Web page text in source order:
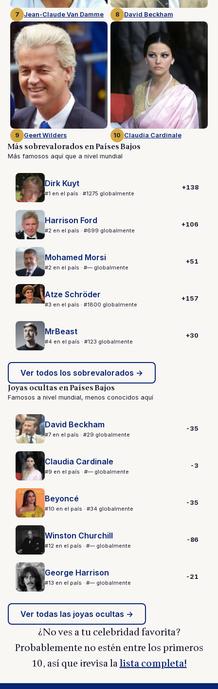
7 Jean-Claude Van Damme 8 David Beckham
9 Geert Wilders 10 Claudia Cardinale
Más sobrevalorados en Países Bajos
Más famosos aquí que a nivel mundial
Dirk Kuyt
#1 en el país · #1275 globalmente
+138
Harrison Ford
#2 en el país · #699 globalmente
+106
Mohamed Morsi
#2 en el país · #— globalmente
+51
Atze Schröder
#3 en el país · #1800 globalmente
+157
MrBeast
#4 en el país · #123 globalmente
+30
Ver todos los sobrevalorados →
Joyas ocultas en Países Bajos
Famosos a nivel mundial, menos conocidos aquí
David Beckham
#7 en el país · #29 globalmente
-35
Claudia Cardinale
#9 en el país · #— globalmente
-3
Beyoncé
#10 en el país · #34 globalmente
-35
Winston Churchill
#12 en el país · #— globalmente
-86
George Harrison
#13 en el país · #— globalmente
-21
Ver todas las joyas ocultas →
¿No ves a tu celebridad favorita?
Probablemente no estén entre los primeros
10, así que ¡revisa lalista completa!